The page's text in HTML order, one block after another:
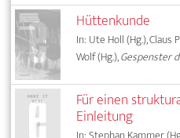
Hüttenkunde
In: Ute Holl (Hg.), Claus
Wolf (Hg.),Gespenster
Für einen
Einleitung